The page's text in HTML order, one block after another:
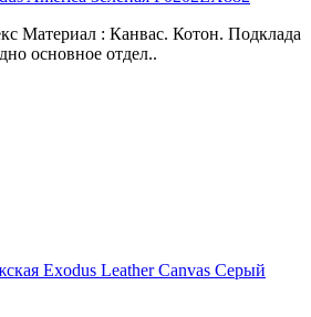
Материал : Канвас. Котон. Подклада
основное отдел..
Exodus Leather Canvas Серый